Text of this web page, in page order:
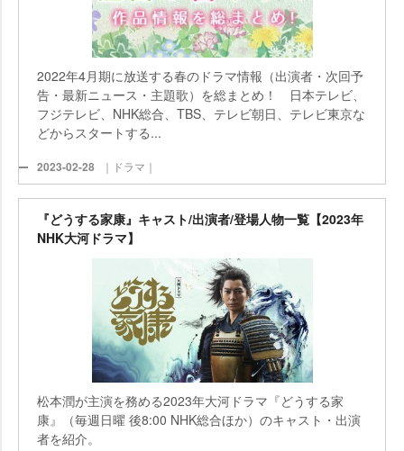
2022年4月期に放送する春のドラマ情報（出演者・次回予
告・最新ニュース・主題歌）を総まとめ！ 日本テレビ、
フジテレビ、NHK総合、TBS、テレビ朝日、テレビ東京な
どからスタートする...
2023-02-28 ｜ドラマ｜
『どうする家康』キャスト/出演者/登場人物一覧【2023年
NHK大河ドラマ】
松本潤が主演を務める2023年大河ドラマ『どうする家
康』（毎週日曜 後8:00 NHK総合ほか）のキャスト・出演
者を紹介。